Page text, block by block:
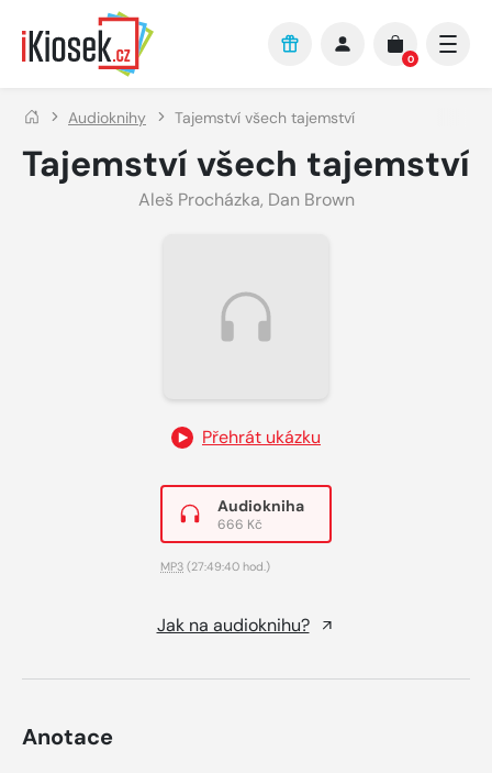
Přejít na hlavní obsah
0
Audioknihy Tajemství všech tajemství
Tajemství všech tajemství
Aleš Procházka, Dan Brown
Přehrát ukázku
Audiokniha
666 Kč
MP3 (27:49:40 hod.)
Jak na audioknihu?
Anotace